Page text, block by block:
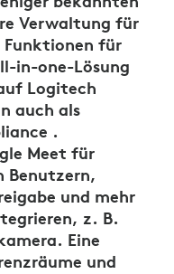
Verwaltung für
Funktionen für
in-one-Lösung
Logitech
auch als
.
Meet für
Benutzern,
und mehr
z. B.
Eine
und